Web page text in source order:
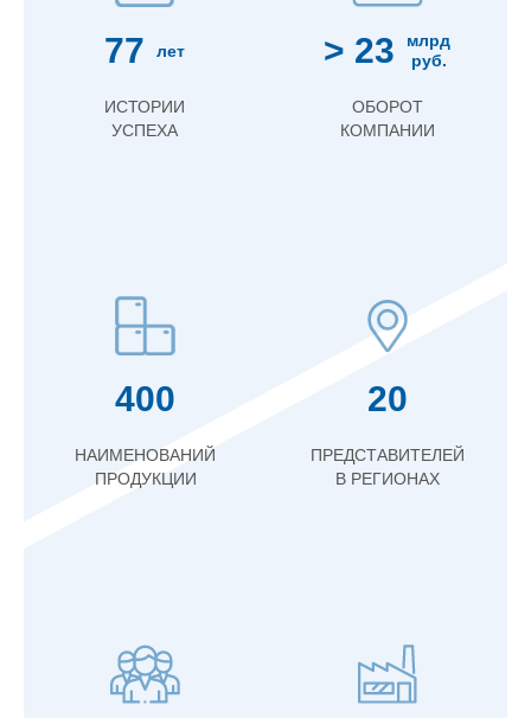
77 лет
ИСТОРИИ
УСПЕХА
> 23
млрд
руб.
ОБОРОТ
КОМПАНИИ
400
НАИМЕНОВАНИЙ
ПРОДУКЦИИ
20
ПРЕДСТАВИТЕЛЕЙ
В РЕГИОНАХ